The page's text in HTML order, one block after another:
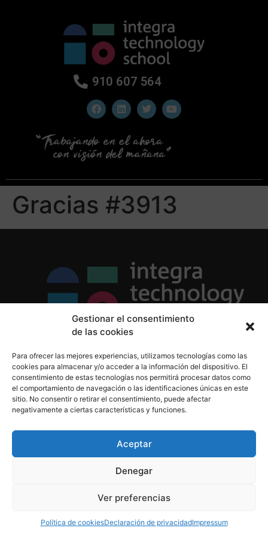
Gestionar el consentimiento
de las cookies
Para ofrecer las mejores experiencias, utilizamos tecnologías como las
cookies para almacenar y/o acceder a la información del dispositivo. El
consentimiento de estas tecnologías nos permitirá procesar datos como
el comportamiento de navegación o las identificaciones únicas en este
sitio. No consentir o retirar el consentimiento, puede afectar
negativamente a ciertas características y funciones.
Aceptar
Denegar
Ver preferencias
Política de cookiesDeclaración de privacidadImpressum
910 607 564
Gracias #3913
Política de Cookies
Aviso Legal
910 607 564
derechos reservados